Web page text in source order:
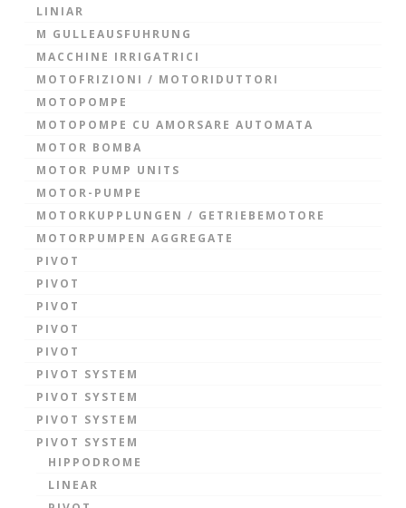
LINIAR
M GULLEAUSFUHRUNG
MACCHINE IRRIGATRICI
MOTOFRIZIONI / MOTORIDUTTORI
MOTOPOMPE
MOTOPOMPE CU AMORSARE AUTOMATA
MOTOR BOMBA
MOTOR PUMP UNITS
MOTOR-PUMPE
MOTORKUPPLUNGEN / GETRIEBEMOTORE
MOTORPUMPEN AGGREGATE
PIVOT
PIVOT
PIVOT
PIVOT
PIVOT
PIVOT SYSTEM
PIVOT SYSTEM
PIVOT SYSTEM
PIVOT SYSTEM
HIPPODROME
LINEAR